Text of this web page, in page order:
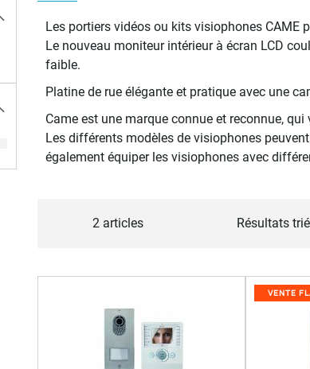
Les portiers vidéos ou kits visiophones CAME
Le nouveau moniteur intérieur à écran LCD
faible.
Platine de rue élégante et pratique avec une
Came est une marque connue et reconnue,
Les différents modèles de visiophones
également équiper les visiophones avec
2 articles Résultats
VENTE